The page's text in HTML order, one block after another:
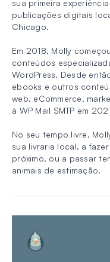
sua primeira
publicações digitais
Chicago.
Em 2018, Molly
conteúdos
WordPress. Desde
ebooks e outros
web, eCommerce,
à WP Mail SMTP em
No seu tempo livre,
sua livraria local, a
próximo, ou a passar
animais de estimação.